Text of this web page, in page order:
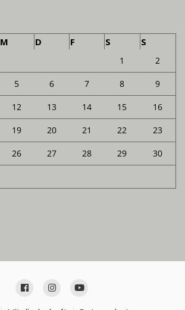
M D F S S
1 2
5 6 7 8 9
12 13 14 15 16
19 20 21 22 23
26 27 28 29 30